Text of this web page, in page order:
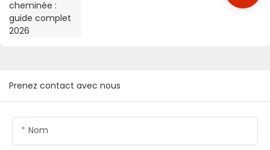
Prenez contact avec nous
Nom